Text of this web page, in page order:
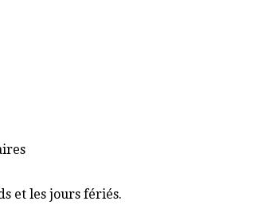
et les jours fériés.